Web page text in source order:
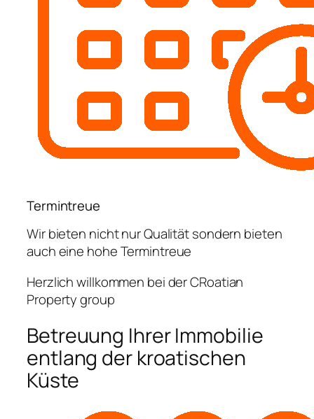
Termintreue
Wir bieten nicht nur Qualität sondern bieten
auch eine hohe Termintreue
Herzlich willkommen bei der CRoatian
Property group
Betreuung Ihrer Immobilie
entlang der kroatischen
Küste